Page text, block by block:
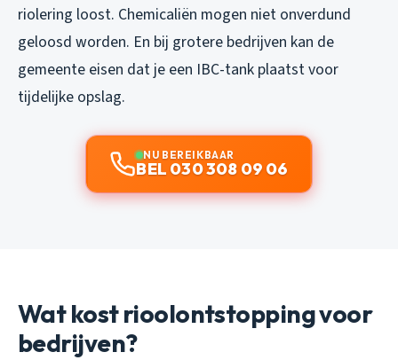
riolering loost. Chemicaliën mogen niet onverdund
geloosd worden. En bij grotere bedrijven kan de
gemeente eisen dat je een IBC-tank plaatst voor
tijdelijke opslag.
NU BEREIKBAAR
BEL 030 308 09 06
Wat kost rioolontstopping voor
bedrijven?